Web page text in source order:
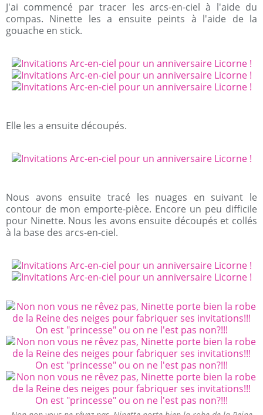
J'ai commencé par tracer les arcs-en-ciel à l'aide du
compas. Ninette les a ensuite peints à l'aide de la
gouache en stick.
Elle les a ensuite découpés.
Nous avons ensuite tracé les nuages en suivant le
contour de mon emporte-pièce. Encore un peu difficile
pour Ninette. Nous les avons ensuite découpés et collés
à la base des arcs-en-ciel.